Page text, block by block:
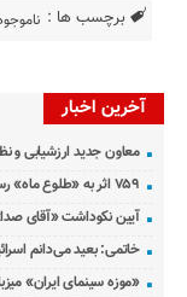
برچسب ها :
آخرین اخبار
معاون جدید ارزشیابی و
۷۵۹ اثر به «طلوع ماه» رسید
آیین نکوداشت «آقای
خاتمی: بعید می‌دانم
«موزه سینمای ایران»